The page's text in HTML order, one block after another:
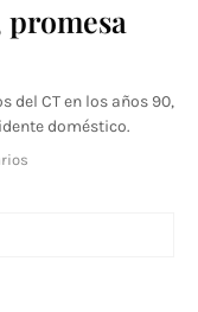
del CT en los años 90,
doméstico.